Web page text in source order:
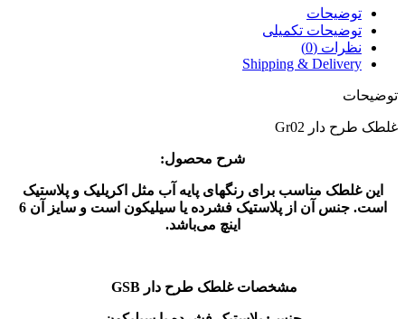
توضیحات
توضیحات تکمیلی
نظرات (0)
Shipping & Delivery
توضیحات
غلطک طرح دار Gr02
شرح محصول:
این غلطک مناسب برای رنگهای پایه آب مثل اکریلیک و پلاستیک
است. جنس آن از پلاستیک فشرده یا سیلیکون است و سایز آن 6
اینچ می‌باشد.
مشخصات غلطک طرح دار GSB